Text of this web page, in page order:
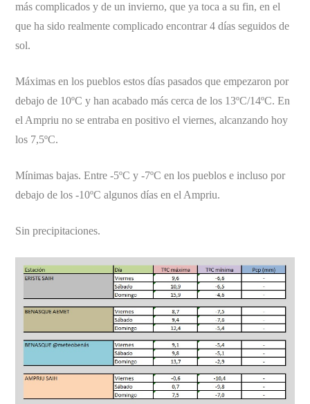
más complicados y de un invierno, que ya toca a su fin, en el
que ha sido realmente complicado encontrar 4 días seguidos de
sol.
Máximas en los pueblos estos días pasados que empezaron por
debajo de 10ºC y han acabado más cerca de los 13ºC/14ºC. En
el Ampriu no se entraba en positivo el viernes, alcanzando hoy
los 7,5ºC.
Mínimas bajas. Entre -5ºC y -7ºC en los pueblos e incluso por
debajo de los -10ºC algunos días en el Ampriu.
Sin precipitaciones.